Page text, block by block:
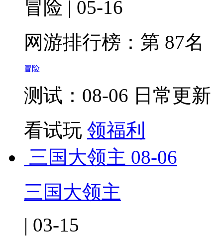
冒险 | 05-16
网游排行榜： 第 87名
冒险
测试：08-06 日常更新
看试玩 领福利
三国大领主 08-06
三国大领主
| 03-15